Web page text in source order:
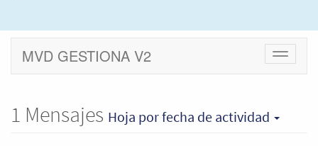
Cambiar
MVD GESTIONA V2
1 Mensajes Hoja por fecha de actividad